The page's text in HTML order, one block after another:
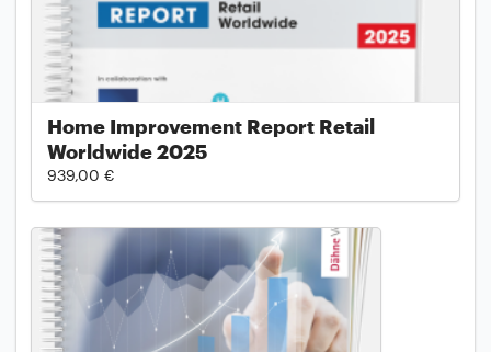
Home Improvement Report Retail
Worldwide 2025
939,00 €